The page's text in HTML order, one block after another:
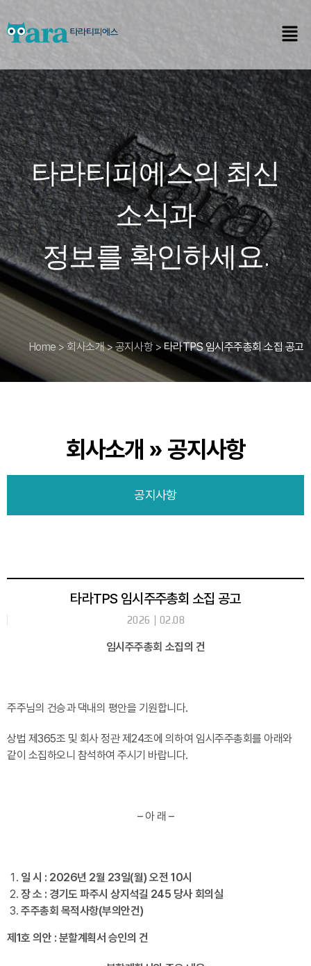
타라티피에스의 최신
소식과
정보를 확인하세요.
Home > 회사소개>공지사항> 타라TPS 임시주주총회 소집 공고
회사소개 » 공지사항
공지사항
타라TPS 임시주주총회 소집 공고
2026 02.08
임시주주총회 소집의 건
주주님의 건승과 댁내의 평안을 기원합니다.
상법 제365조 및 회사 정관 제24조에 의하여 임시주주총회를 아래와
같이 소집하오니 참석하여 주시기 바랍니다.
– 아 래 –
일 시 : 2026년 2월 23일(월) 오전 10시
장 소 : 경기도 파주시 상지석길 245 당사 회의실
주주총회 목적사항(부의안건)
제1호 의안 : 분할계획서 승인의 건